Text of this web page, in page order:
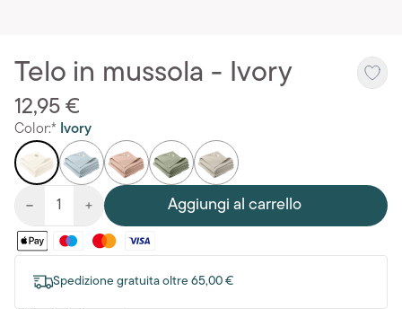
Telo in mussola - Ivory
12,95 €
Color:* Ivory
Aggiungi al carrello
Spedizione gratuita oltre 65,00 €